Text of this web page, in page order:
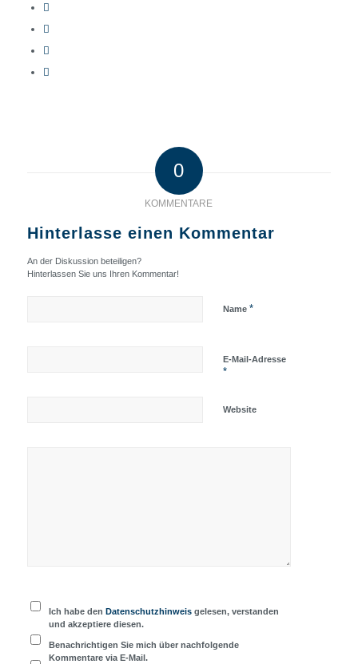
0
KOMMENTARE
Hinterlasse einen Kommentar
An der Diskussion beteiligen?
Hinterlassen Sie uns Ihren Kommentar!
Name *
E-Mail-Adresse
*
Website
Ich habe denDatenschutzhinweis gelesen, verstanden
und akzeptiere diesen.
Benachrichtigen Sie mich über nachfolgende
Kommentare via E-Mail.